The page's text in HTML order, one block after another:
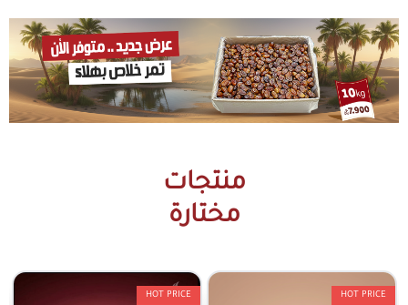
منتجات
مختارة
HOT PRICE HOT PRICE